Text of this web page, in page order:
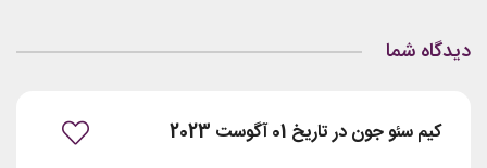
دیدگاه شما
کیم سئو جون در تاریخ 01 آگوست 2023